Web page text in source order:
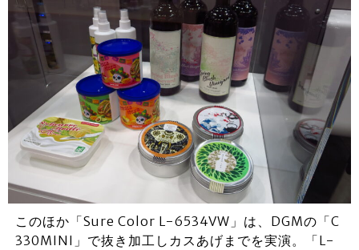
このほか「Sure Color L-6534VW」は、DGMの「C
330MINI」で抜き加工しカスあげまでを実演。「L-